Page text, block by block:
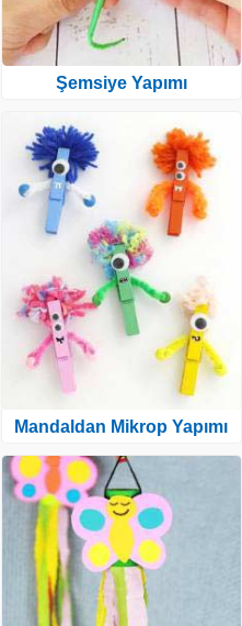
Şemsiye Yapımı
Mandaldan Mikrop Yapımı